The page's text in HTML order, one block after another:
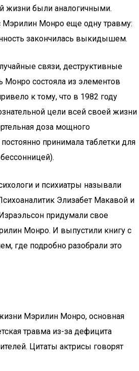
жизни были аналогичными.
Мэрилин Монро еще одну травму:
закончилась выкидышем.
связи, деструктивные
состояла из элементов
к тому, что в 1982 году
цели всей своей жизни
доза мощного
принимала таблетки для
и психиатры называли
Элизабет Макавой и
придумали свое
Монро. И выпустили книгу с
где подробно разобрали это
Мэрилин Монро, основная
травма из-за дефицита
Цитаты актрисы говорят